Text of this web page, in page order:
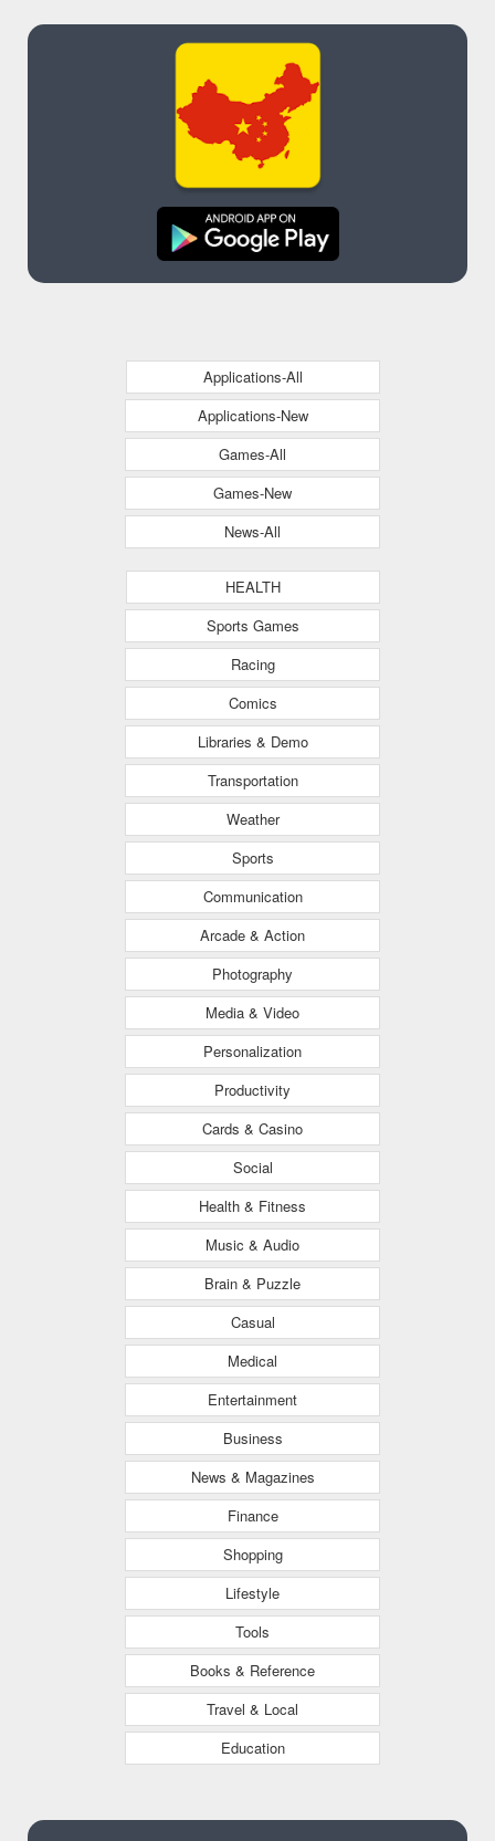
Applications-All
Applications-New
Games-All
Games-New
News-All
HEALTH
Sports Games
Racing
Comics
Libraries & Demo
Transportation
Weather
Sports
Communication
Arcade & Action
Photography
Media & Video
Personalization
Productivity
Cards & Casino
Social
Health & Fitness
Music & Audio
Brain & Puzzle
Casual
Medical
Entertainment
Business
News & Magazines
Finance
Shopping
Lifestyle
Tools
Books & Reference
Travel & Local
Education